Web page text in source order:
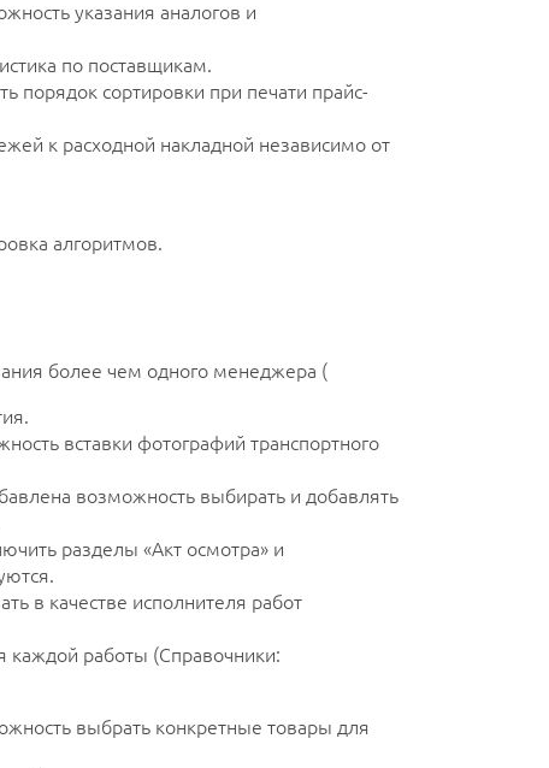
указания аналогов и
по поставщикам.
порядок сортировки при печати прайс-
к расходной накладной независимо от
алгоритмов.
более чем одного менеджера (
вставки фотографий транспортного
возможность выбирать и добавлять
разделы «Акт осмотра» и
в качестве исполнителя работ
каждой работы (Справочники:
выбрать конкретные товары для